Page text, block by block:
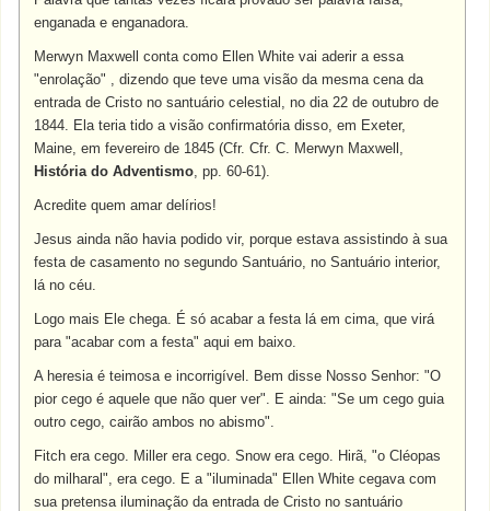
enganada e enganadora.
Merwyn Maxwell conta como Ellen White vai aderir a essa
"enrolação" , dizendo que teve uma visão da mesma cena da
entrada de Cristo no santuário celestial, no dia 22 de outubro de
1844. Ela teria tido a visão confirmatória disso, em Exeter,
Maine, em fevereiro de 1845 (Cfr. Cfr. C. Merwyn Maxwell,
História do Adventismo, pp. 60-61).
Acredite quem amar delírios!
Jesus ainda não havia podido vir, porque estava assistindo à sua
festa de casamento no segundo Santuário, no Santuário interior,
lá no céu.
Logo mais Ele chega. É só acabar a festa lá em cima, que virá
para "acabar com a festa" aqui em baixo.
A heresia é teimosa e incorrigível. Bem disse Nosso Senhor: "O
pior cego é aquele que não quer ver". E ainda: "Se um cego guia
outro cego, cairão ambos no abismo".
Fitch era cego. Miller era cego. Snow era cego. Hirã, "o Cléopas
do milharal", era cego. E a "iluminada" Ellen White cegava com
sua pretensa iluminação da entrada de Cristo no santuário